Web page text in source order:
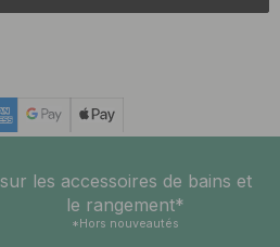
sur les accessoires de bains et
le rangement*
*Hors nouveautés